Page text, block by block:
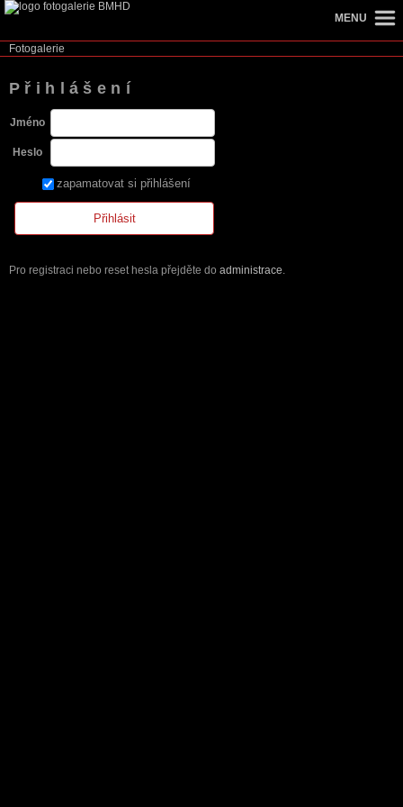
Fotogalerie
Přihlášení
Jméno
Heslo
zapamatovat si přihlášení
Pro registraci nebo reset hesla přejděte do administrace.
MENU